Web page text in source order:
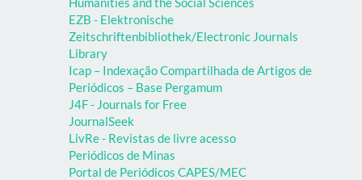
EZB - Elektronische
Zeitschriftenbibliothek/Electronic Journals
Library
Icap – Indexação Compartilhada de Artigos de
Periódicos – Base Pergamum
J4F - Journals for Free
JournalSeek
LivRe - Revistas de livre acesso
Periódicos de Minas
Portal de Periódicos CAPES/MEC